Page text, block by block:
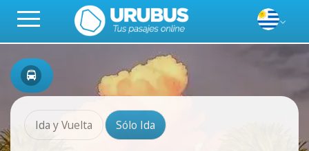
Ida y Vuelta Sólo Ida